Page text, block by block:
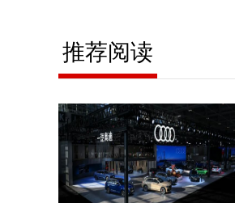
推荐阅读